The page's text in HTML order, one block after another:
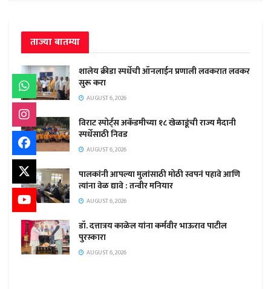
ताज्या बातम्या
शालेय क्रीडा स्पर्धेची ऑनलाईन प्रणाली लवकरात लवकर
सुरू करा
AUGUST 6, 2026
विराट स्पोर्ट्स अकॅडमीच्या १८ खेळाडूंची राज्य मैदानी
स्पर्धेसाठी निवड
AUGUST 6, 2026
पालकांनी आपल्या मुलांसाठी मोठी स्वपनं पहावे आणि
त्यांना वेळ द्यावे : तन्वीर मनियार
AUGUST 6, 2026
डॉ. दत्तात्रय काळेल यांना कर्मवीर भाऊराव पाटील
पुरस्कारा
AUGUST 6, 2026